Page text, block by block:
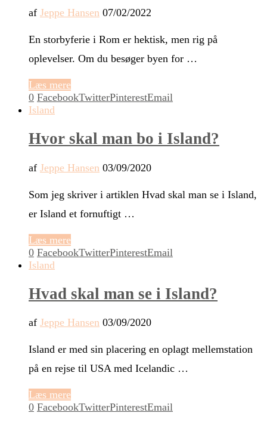
af Jeppe Hansen 07/02/2022
En storbyferie i Rom er hektisk, men rig på
oplevelser. Om du besøger byen for …
Læs mere
0 FacebookTwitterPinterestEmail
Island
Hvor skal man bo i Island?
af Jeppe Hansen 03/09/2020
Som jeg skriver i artiklen Hvad skal man se i Island,
er Island et fornuftigt …
Læs mere
0 FacebookTwitterPinterestEmail
Island
Hvad skal man se i Island?
af Jeppe Hansen 03/09/2020
Island er med sin placering en oplagt mellemstation
på en rejse til USA med Icelandic …
Læs mere
0 FacebookTwitterPinterestEmail